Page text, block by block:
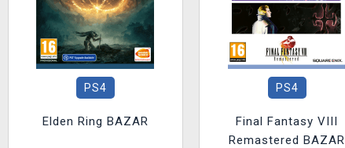
PS4
Elden Ring BAZAR
PS4
Final Fantasy VIII
Remastered BAZAR